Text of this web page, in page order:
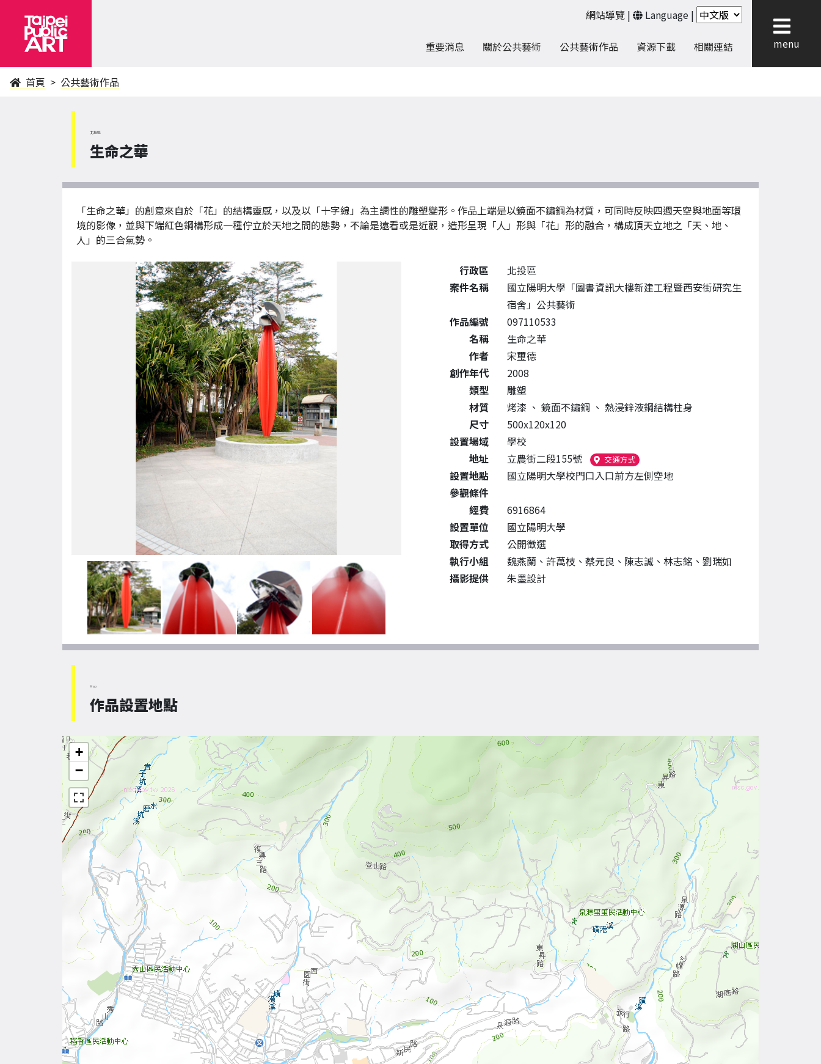
網站導覽 | Language |
重要消息 關於公共藝術 公共藝術作品 資源下載 相關連結 menu
首頁 公共藝術作品
北投區
生命之華
「生命之華」的創意來自於「花」的結構靈感，以及以「十字線」為主調性的雕塑變形。作品上端是以鏡面不鏽鋼為材質，可同時反映四週天空與地面等環
境的影像，並與下端紅色鋼構形成一種佇立於天地之間的態勢，不論是遠看或是近觀，造形呈現「人」形與「花」形的融合，構成頂天立地之「天、地、
人」的三合氣勢。
公共藝術作品詳細資料
行政區
北投區
案件名稱
國立陽明大學「圖書資訊大樓新建工程暨西安街研究生
宿舍」公共藝術
作品編號
097110533
名稱
生命之華
作者
宋璽德
創作年代
2008
類型
雕塑
材質
烤漆 、 鏡面不鏽鋼 、 熱浸鋅液鋼結構柱身
尺寸
500x120x120
設置場域
學校
地址
立農街二段155號 交通方式（另開新視窗）
設置地點
國立陽明大學校門口入口前方左側空地
參觀條件
經費
6916864
設置單位
國立陽明大學
取得方式
公開徵選
執行小組
魏燕蘭、許萬枝、蔡元良、陳志誠、林志銘、劉瑞如
攝影提供
朱墨設計
Map
作品設置地點
+
−